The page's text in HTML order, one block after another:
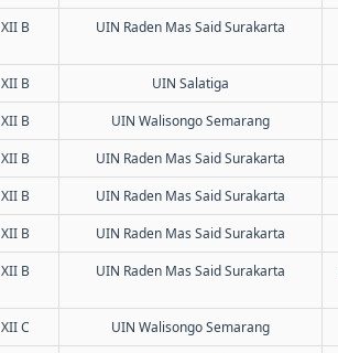
XII B UIN Raden Mas Said Surakarta
XII B UIN Salatiga
XII B UIN Walisongo Semarang
XII B UIN Raden Mas Said Surakarta
XII B UIN Raden Mas Said Surakarta
XII B UIN Raden Mas Said Surakarta
XII B UIN Raden Mas Said Surakarta
XII C UIN Walisongo Semarang